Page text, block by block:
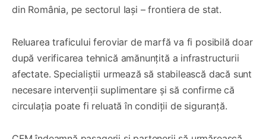
din România, pe sectorul Iași – frontiera de stat.
Reluarea traficului feroviar de marfă va fi posibilă doar
după verificarea tehnică amănunțită a infrastructurii
afectate. Specialiștii urmează să stabilească dacă sunt
necesare intervenții suplimentare și să confirme că
circulația poate fi reluată în condiții de siguranță.